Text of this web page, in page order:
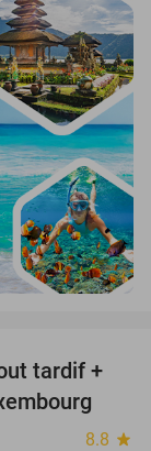
17%
tardif +
8.8 star